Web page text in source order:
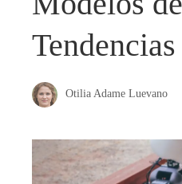
Tendencias
Otilia Adame Luevano